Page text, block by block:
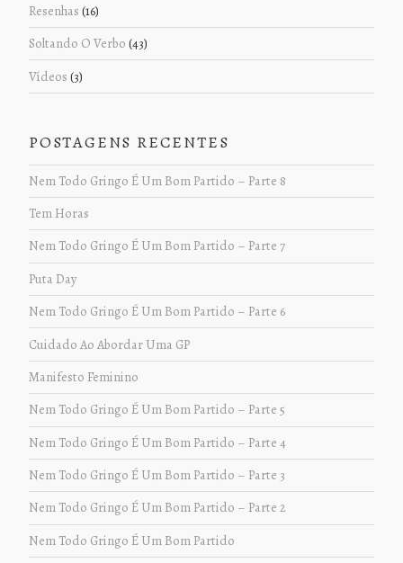
Resenhas (16)
Soltando O Verbo (43)
Vídeos (3)
POSTAGENS RECENTES
Nem Todo Gringo É Um Bom Partido – Parte 8
Tem Horas
Nem Todo Gringo É Um Bom Partido – Parte 7
Puta Day
Nem Todo Gringo É Um Bom Partido – Parte 6
Cuidado Ao Abordar Uma GP
Manifesto Feminino
Nem Todo Gringo É Um Bom Partido – Parte 5
Nem Todo Gringo É Um Bom Partido – Parte 4
Nem Todo Gringo É Um Bom Partido – Parte 3
Nem Todo Gringo É Um Bom Partido – Parte 2
Nem Todo Gringo É Um Bom Partido